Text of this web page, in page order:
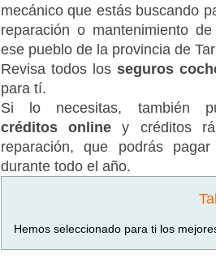
mecánico que estás buscando
reparación o mantenimiento
ese pueblo de la provincia de
Revisa todos los seguros
para tí.
Si lo necesitas, también
créditos onliney créditos
reparación, que podrás pagar
durante todo el año.
Hemos seleccionado para ti los